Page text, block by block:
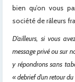
bien qu’on vous
société de râleurs
D’ailleurs, si vous
message privé ou sur
y répondrons sans
« debrief d’un retour